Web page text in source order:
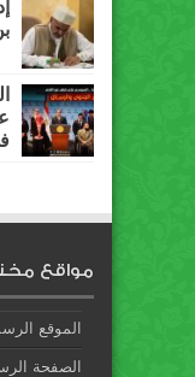
مواقع
الموقع
الصفحة